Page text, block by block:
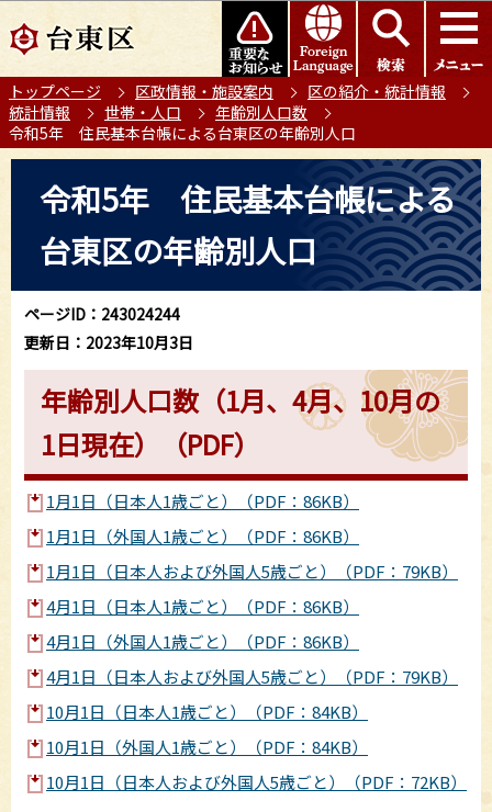
の
ー
ジ
の
このページの本文へ移動
トップページ 区政情報・施設案内
区の紹介・統計情報
統計情報
世帯・人口
年齢別人口数
令和5年 住民基本台帳による台東区の年齢別人口
ら
令和5年 住民基本台帳による
台東区の年齢別人口
ページID：243024244
更新日：2023年10月3日
年齢別人口数（1月、4月、10月の
1日現在）（PDF）
1月1日（日本人1歳ごと）（PDF：86KB）
1月1日（外国人1歳ごと）（PDF：86KB）
1月1日（日本人および外国人5歳ごと）（PDF：79KB）
4月1日（日本人1歳ごと）（PDF：86KB）
4月1日（外国人1歳ごと）（PDF：86KB）
4月1日（日本人および外国人5歳ごと）（PDF：79KB）
10月1日（日本人1歳ごと）（PDF：84KB）
10月1日（外国人1歳ごと）（PDF：84KB）
10月1日（日本人および外国人5歳ごと）（PDF：72KB）